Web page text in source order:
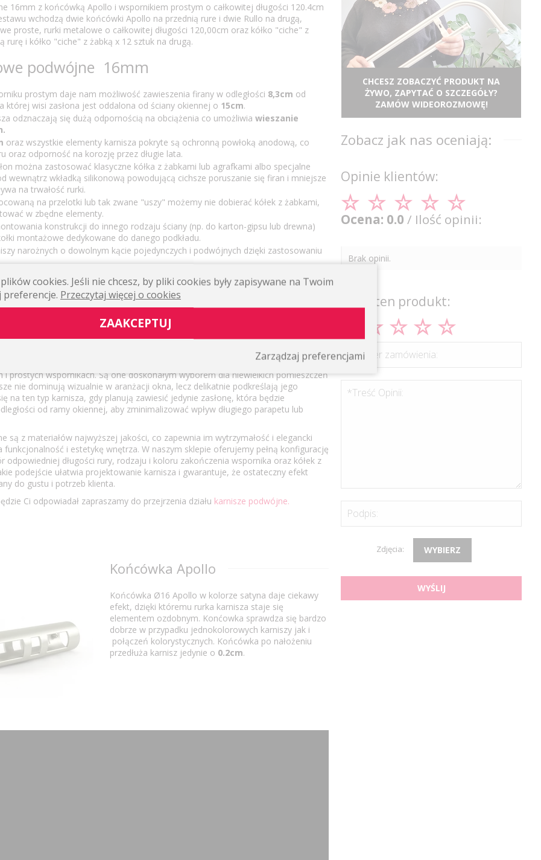
16mm z końcówką Apollo i wspornikiem prostym o całkowitej długości 120.4cm
wchodzą dwie końcówki Apollo na przednią rure i dwie Rullo na drugą,
proste, rurki metalowe o całkowitej długości 120,00cm oraz kółko "ciche" z
rurę i kółko "ciche" z żabką x 12 sztuk na drugą.
podwójne 16mm
prostym daje nam możliwość zawieszenia firany w odległości 8,3cm od
której wisi zasłona jest oddalona od ściany okiennej o 15cm.
odznaczają się dużą odpornością na obciążenia co umożliwia wieszanie
oraz wszystkie elementy karnisza pokryte są ochronną powłoką anodową, co
oraz odporność na korozję przez długie lata.
można zastosować klasyczne kółka z żabkami lub agrafkami albo specjalne
wewnątrz wkładką silikonową powodującą cichsze poruszanie się firan i mniejsze
na trwałość rurki.
na przelotki lub tak zwane "uszy" możemy nie dobierać kółek z żabkami,
w zbędne elementy.
konstrukcji do innego rodzaju ściany (np. do karton-gipsu lub drewna)
montażowe dedykowane do danego podkładu.
narożnych o dowolnym kącie pojedynczych i podwójnych dzięki zastosowaniu
3 kołki rozporowe
wspornika zapewnia trwałe i stabilne zamocowanie do ściany.
dostępne są zdużą ilością zakończeń metalowych oraz szklanych
metalowych podwójnych
dekoracyjnych okien są metalowe karnisze pojedyncze, o średnicy 16 mm,
i prostych wspornikach. Są one doskonałym wyborem dla niewielkich pomieszczeń
nie dominują wizualnie w aranżacji okna, lecz delikatnie podkreślają jego
na ten typ karnisza, gdy planują zawiesić jedynie zasłonę, która będzie
od ramy okiennej, aby zminimalizować wpływ długiego parapetu lub
są z materiałów najwyższej jakości, co zapewnia im wytrzymałość i elegancki
funkcjonalność i estetykę wnętrza. W naszym sklepie oferujemy pełną konfigurację
odpowiedniej długości rury, rodzaju i koloru zakończenia wspornika oraz kółek z
podejście ułatwia projektowanie karnisza i gwarantuje, że ostateczny efekt
do gustu i potrzeb klienta.
Ci odpowiadał zapraszamy do przejrzenia działu karnisze podwójne.
Końcówka Apollo
Końcówka Ø16 Apollo w kolorze satyna daje ciekawy
efekt, dzięki któremu rurka karnisza staje się
elementem ozdobnym. Konćowka sprawdza się bardzo
dobrze w przypadku jednokolorowych karniszy jak i
połączeń kolorystycznych. Końcówka po nałożeniu
przedłuża karnisz jedynie o 0.2cm.
CHCESZ ZOBACZYĆ PRODUKT NA
ŻYWO, ZAPYTAĆ O SZCZEGÓŁY?
ZAMÓW WIDEOROZMOWĘ!
Zobacz jak nas oceniają:
Opinie klientów:
Ocena: 0.0 / Ilość opinii:
Brak opinii.
Oceń ten produkt:
*Numer zamówienia:
*Treść Opinii:
Podpis:
Zdjęcia: WYBIERZ
WYŚLIJ
cookies. Jeśli nie chcesz, by pliki cookies były zapisywane na Twoim
preferencje. Przeczytaj więcej o cookies
ZAAKCEPTUJ
Zarządzaj preferencjami